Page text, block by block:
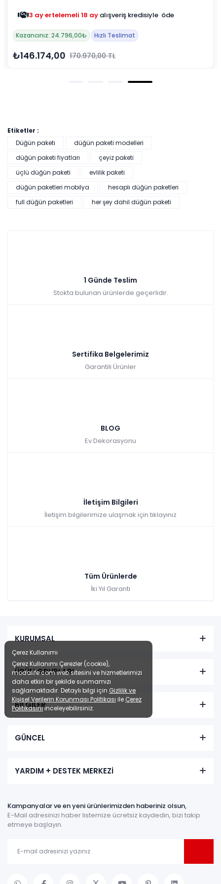
bünyesinde barındıran Vivaldi koltuk takımını yemek ve
köşesinde yaşayabilirsin. Vivaldi düğün paketi mağazalarda
ve internet sitemizde seni bekliyor. Hadi gel bir kahve içerek
şıklığın ve rahatlığın konforunu birlikte deneyimleyelim.
3 ay ertelemeli 18 ay alışveriş kredisiyle öde
Kazancınız: 24.796,00₺ Hızlı Teslimat
₺146.174,00 170.970,00 TL
Etiketler :
Düğün paketi
düğün paketi modelleri
düğün paketi fiyatları
çeyiz paketi
üçlü düğün paketi
evlilik paketi
düğün paketleri mobilya
hesaplı düğün paketleri
full düğün paketleri
her şey dahil düğün paketi
1 Günde Teslim
Stokta bulunan ürünlerde geçerlidir.
Sertifika Belgelerimiz
Garantili Ürünler
BLOG
Ev Dekorasyonu
İletişim Bilgileri
İletişim bilgilerimize ulaşmak için tıklayınız
Tüm Ürünlerde
İki Yıl Garanti
KURUMSAL
ÜRÜN GRUPLARI
BİLGİLER
GÜNCEL
YARDIM + DESTEK MERKEZİ
Kampanyalar ve en yeni ürünlerimizden haberiniz olsun,
E-Mail adresinizi haber listemize ücretsiz kaydedin, bizi takip
etmeye başlayın.
Çerez Kullanımı
Çerez Kullanımı Çerezler (cookie),
modalife.com web sitesini ve hizmetlerimizi
daha etkin bir şekilde sunmamızı
sağlamaktadır. Detaylı bilgi için Gizlilik ve
Kişisel Verilerin Korunması Politikası ile Çerez
Politikasınıinceleyebilirsiniz.